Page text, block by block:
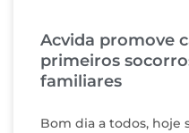
Acvida promove
primeiros
familiares
Bom dia a todos, hoje